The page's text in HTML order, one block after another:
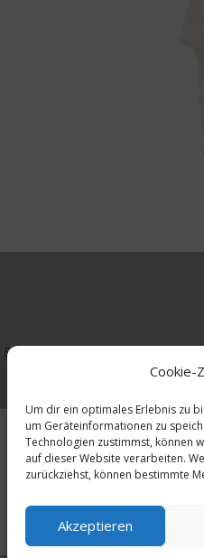
Cookie-
Um dir ein optimales Erlebnis zu
um Geräteinformationen zu
Technologien zustimmst, können
auf dieser Website verarbeiten.
zurückziehst, können bestimmte
Akzeptieren
Erforderliche Felder sind mit*